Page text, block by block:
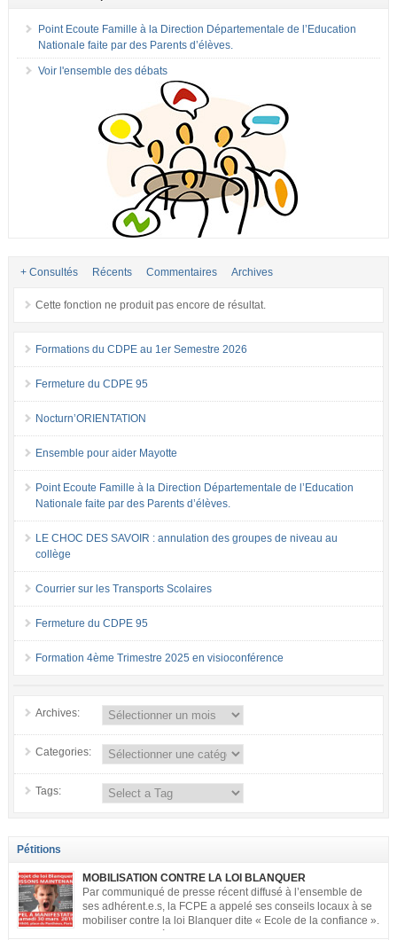
Point Ecoute Famille à la Direction Départementale de l’Education
Nationale faite par des Parents d’élèves.
Voir l'ensemble des débats
+ Consultés Récents Commentaires Archives
Cette fonction ne produit pas encore de résultat.
Formations du CDPE au 1er Semestre 2026
Fermeture du CDPE 95
Nocturn’ORIENTATION
Ensemble pour aider Mayotte
Point Ecoute Famille à la Direction Départementale de l’Education
Nationale faite par des Parents d’élèves.
LE CHOC DES SAVOIR : annulation des groupes de niveau au
collège
Courrier sur les Transports Scolaires
Fermeture du CDPE 95
Formation 4ème Trimestre 2025 en visioconférence
Archives:
Categories:
Tags:
Pétitions
MOBILISATION CONTRE LA LOI BLANQUER
Par communiqué de presse récent diffusé à l’ensemble de
ses adhérent.e.s, la FCPE a appelé ses conseils locaux à se
mobiliser contre la loi Blanquer dite « Ecole de la confiance ».